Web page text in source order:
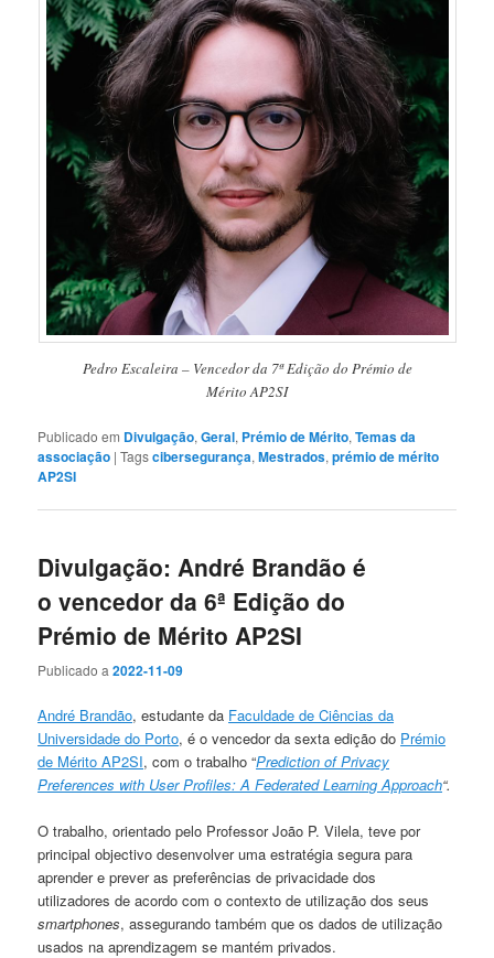
Pedro Escaleira – Vencedor da 7ª Edição do Prémio de
Mérito AP2SI
Publicado em Divulgação,Geral, Prémio de Mérito,Temas da
associação |Tagscibersegurança,Mestrados,prémio de mérito
AP2SI
Divulgação: André Brandão é
o vencedor da 6ª Edição do
Prémio de Mérito AP2SI
Publicado a2022-11-09
André Brandão, estudante da Faculdade de Ciências da
Universidade do Porto, é o vencedor da sexta edição do Prémio
de Mérito AP2SI, com o trabalho “Prediction of Privacy
Preferences with User Profiles: A Federated Learning Approach“.
O trabalho, orientado pelo Professor João P. Vilela, teve por
principal objectivo desenvolver uma estratégia segura para
aprender e prever as preferências de privacidade dos
utilizadores de acordo com o contexto de utilização dos seus
smartphones, assegurando também que os dados de utilização
usados na aprendizagem se mantém privados.